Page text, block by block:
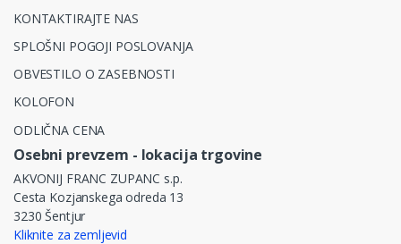
KONTAKTIRAJTE NAS
SPLOŠNI POGOJI POSLOVANJA
OBVESTILO O ZASEBNOSTI
KOLOFON
ODLIČNA CENA
Osebni prevzem - lokacija trgovine
AKVONIJ FRANC ZUPANC s.p.
Cesta Kozjanskega odreda 13
3230 Šentjur
Kliknite za zemljevid